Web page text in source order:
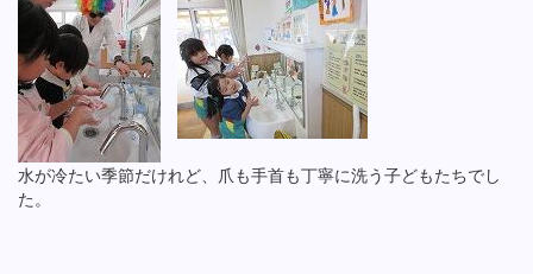
水が冷たい季節だけれど、爪も手首も丁寧に洗う子どもたちでし
た。